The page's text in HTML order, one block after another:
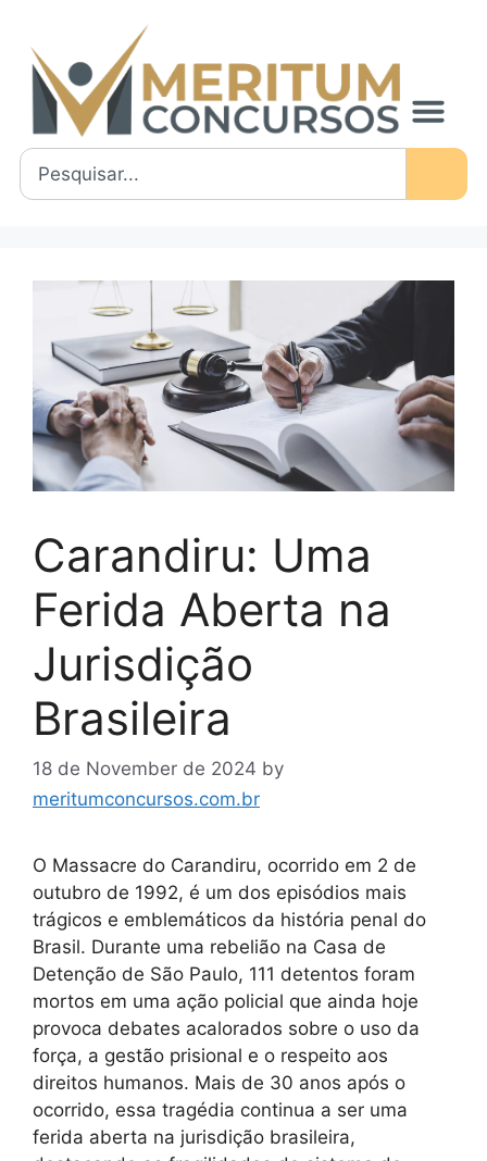
Carandiru: Uma
Ferida Aberta na
Jurisdição
Brasileira
18 de November de 2024 by
meritumconcursos.com.br
O Massacre do Carandiru, ocorrido em 2 de
outubro de 1992, é um dos episódios mais
trágicos e emblemáticos da história penal do
Brasil. Durante uma rebelião na Casa de
Detenção de São Paulo, 111 detentos foram
mortos em uma ação policial que ainda hoje
provoca debates acalorados sobre o uso da
força, a gestão prisional e o respeito aos
direitos humanos. Mais de 30 anos após o
ocorrido, essa tragédia continua a ser uma
ferida aberta na jurisdição brasileira,